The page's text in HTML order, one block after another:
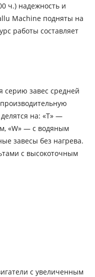
ч.) надежность и
Machine подняты на
работы составляет
серию завес средней
на: «T» —
«W» — с водяным
завесы без нагрева.
с высокоточным
с увеличенным